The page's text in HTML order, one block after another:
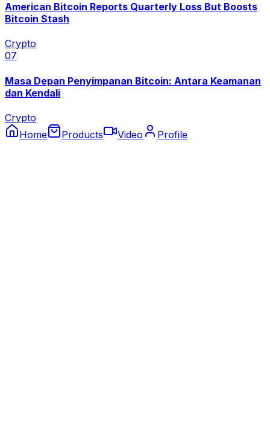
American Bitcoin Reports Quarterly Loss But Boosts
Bitcoin Stash
Crypto
07
Masa Depan Penyimpanan Bitcoin: Antara Keamanan
dan Kendali
Crypto
Home
Products Video Profile